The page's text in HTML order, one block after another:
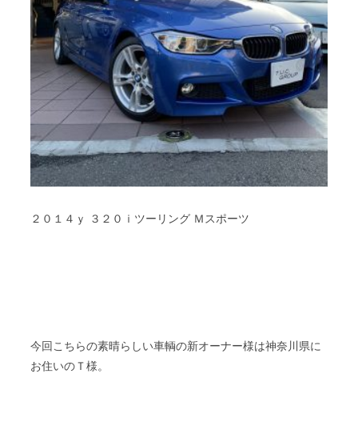
２０１４ｙ ３２０ｉツーリング Ｍスポーツ
今回こちらの素晴らしい車輌の新オーナー様は神奈川県に
お住いのＴ様。